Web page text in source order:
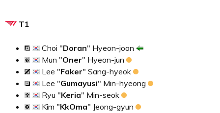
T1
Choi "Doran" Hyeon-joon
Mun "Oner" Hyeon-jun
Lee "Faker" Sang-hyeok
Lee "Gumayusi" Min-hyeong
Ryu "Keria" Min-seok
Kim "KkOma" Jeong-gyun